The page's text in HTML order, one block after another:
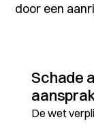
door een
Schade
De wet